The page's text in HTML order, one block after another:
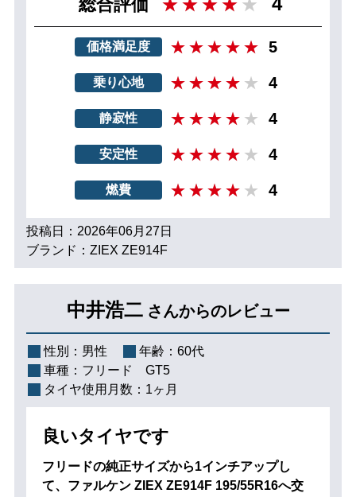
総合評価
価格満足度 5
乗り心地 4
静寂性 4
安定性 4
燃費 4
投稿日：2026年06月27日
ブランド：ZIEX ZE914F
中井浩二 さんからのレビュー
性別： 男性 年齢： 60代
車種： フリード GT5
タイヤ使用月数： 1ヶ月
良いタイヤです
フリードの純正サイズから1インチアップし
て、ファルケン ZIEX ZE914F 195/55R16へ交